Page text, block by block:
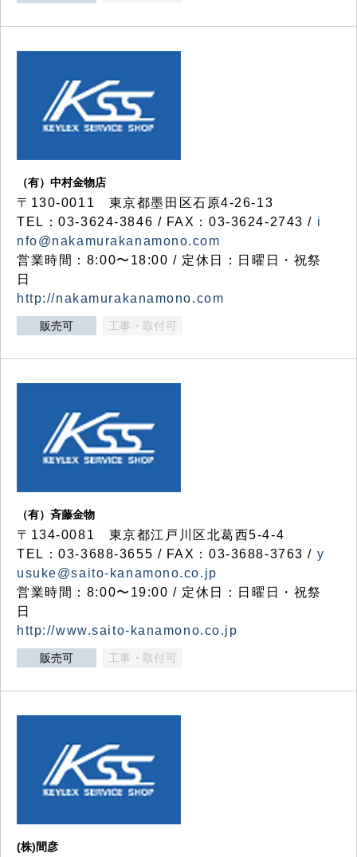
（有）中村金物店
〒130-0011 東京都墨田区石原4-26-13
TEL：03-3624-3846 / FAX：03-3624-2743 / i
nfo@nakamurakanamono.com
営業時間：8:00〜18:00 / 定休日：日曜日・祝祭
日
http://nakamurakanamono.com
販売可 工事・取付可
（有）斉藤金物
〒134-0081 東京都江戸川区北葛西5-4-4
TEL：03-3688-3655 / FAX：03-3688-3763 / y
usuke@saito-kanamono.co.jp
営業時間：8:00〜19:00 / 定休日：日曜日・祝祭
日
http://www.saito-kanamono.co.jp
販売可 工事・取付可
(株)間彦